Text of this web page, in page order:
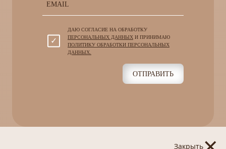
ДАЮ СОГЛАСИЕ НА ОБРАБОТКУ
ПЕРСОНАЛЬНЫХ ДАННЫХ И ПРИНИМАЮ
ПОЛИТИКУ ОБРАБОТКИ ПЕРСОНАЛЬНЫХ
ДАННЫХ.
ОТПРАВИТЬ
Закрыть